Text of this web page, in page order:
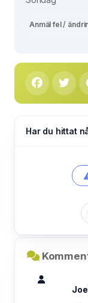
Anmäl fel /
Har du hittat